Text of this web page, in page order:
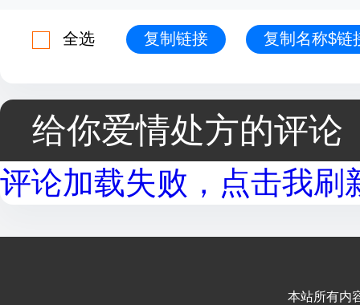
全选 复制链接 复制名称$链
给你爱情处方的评论
评论加载失败，点击我刷
本站所有内